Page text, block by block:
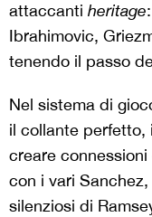
attaccanti heritage
Ibrahimovic,
tenendo il passo
Nel sistema di
il collante
creare
con i vari
silenziosi di